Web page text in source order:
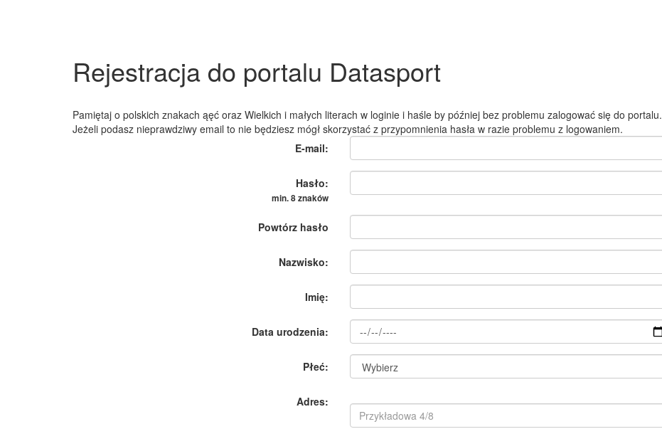
Rejestracja do portalu Datasport
Pamiętaj o polskich znakach ąęć oraz Wielkich i małych literach w loginie i haśle by później bez problemu zalogować się do portalu.
Jeżeli podasz nieprawdziwy email to nie będziesz mógł skorzystać z przypomnienia hasła w razie problemu z logowaniem.
E-mail:
Hasło:
min. 8 znaków
Powtórz hasło
Nazwisko:
Imię:
Data urodzenia:
Płeć:
Adres: